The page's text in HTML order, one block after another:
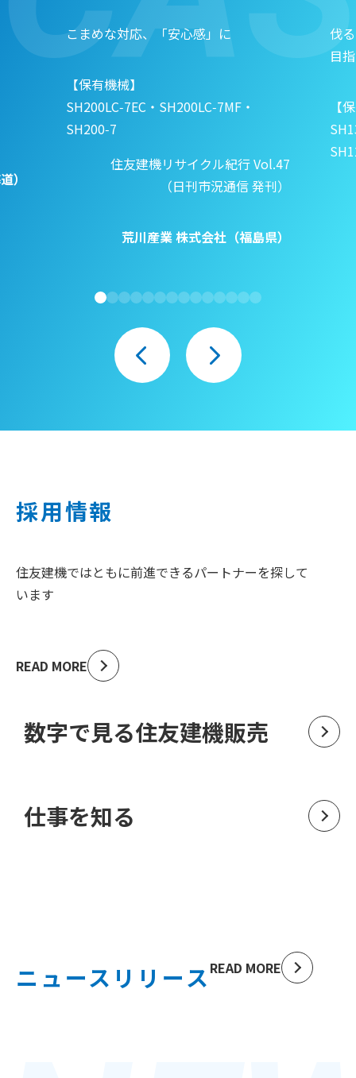
）
こまめな対応、「安心感」に
【保有機械】
SH200LC‑7EC・SH200LC‑7MF・
SH200‑7
住友建機リサイクル紀行 Vol.47
（日刊市況通信 発刊）
荒川産業 株式会社（福島県）
伐
目
【
採用情報
住友建機ではともに前進できるパートナーを探して
います
READ MORE
数字で見る住友建機販売
仕事を知る
ニュースリリース READ MORE